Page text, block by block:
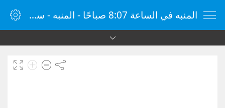
المنبه في الساعة 8:07 صباحًا - المنبه - ساعة منبه الإنترنت